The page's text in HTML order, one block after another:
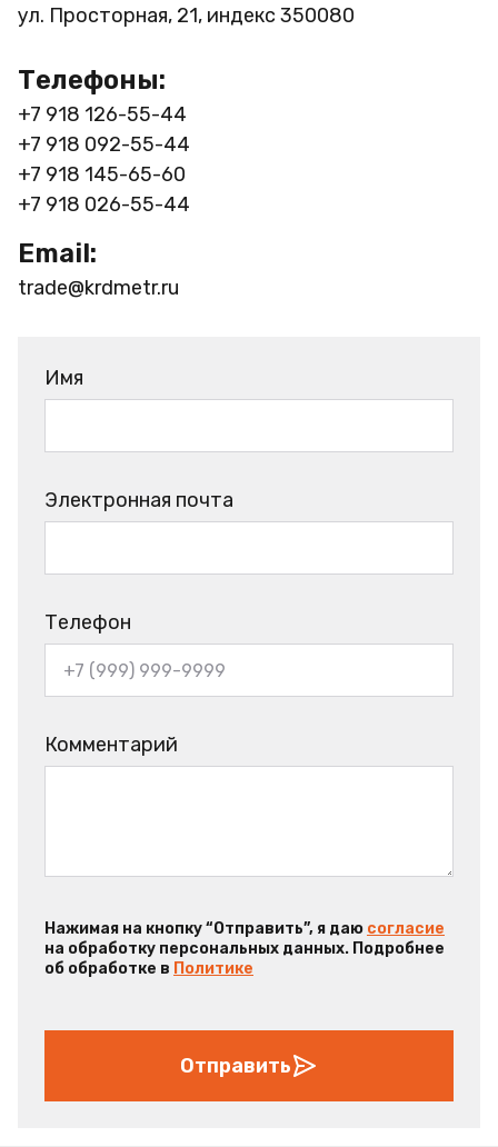
ул. Просторная, 21, индекс 350080
Телефоны:
+7 918 126-55-44
+7 918 092-55-44
+7 918 145-65-60
+7 918 026-55-44
Email:
trade@krdmetr.ru
Имя
Электронная почта
Телефон
Комментарий
Нажимая на кнопку “Отправить”, я даю согласие
на обработку персональных данных. Подробнее
об обработке в Политике
Отправить